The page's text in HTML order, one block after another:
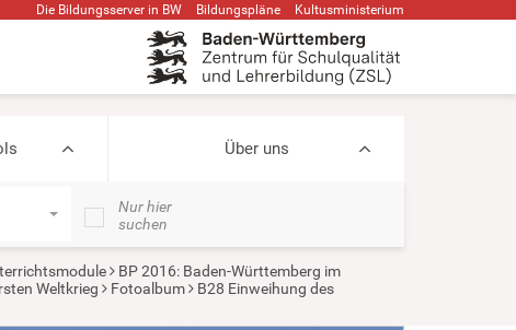
Die Bildungsserver in BW Bildungspläne Kultusministerium
Über uns
Nur hier
suchen
BP 2016: Baden-Württemberg im
Weltkrieg Fotoalbum
B28 Einweihung des